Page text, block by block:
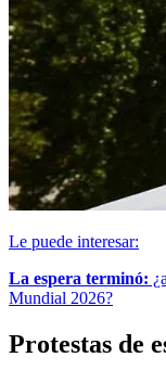
Le puede interesar:
La espera terminó:
Mundial 2026?
Protestas de